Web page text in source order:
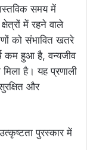
समय में
में रहने वाले
को संभावित खतरे
कम हुआ है, वन्यजीव
मिला है। यह प्रणाली
और